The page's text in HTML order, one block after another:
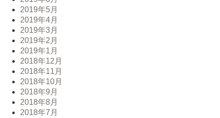
2019年5月
2019年4月
2019年3月
2019年2月
2019年1月
2018年12月
2018年11月
2018年10月
2018年9月
2018年8月
2018年7月